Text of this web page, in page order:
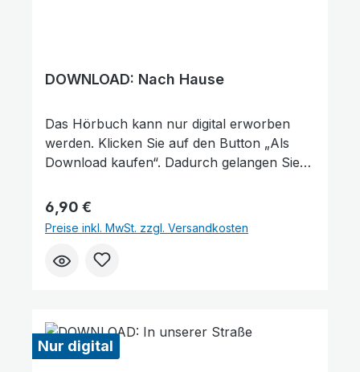
DOWNLOAD: Nach Hause
Das Hörbuch kann nur digital erworben
werden. Klicken Sie auf den Button „Als
Download kaufen“. Dadurch gelangen Sie
Friedensstimme. Dort finden Sie das
Hörbuch und können es kaufen. Wie
gefällt Ihnen unser Produkt? ★★★★★
Geben Sie eine Bewertung ab und helfen
Regulärer Preis:
6,90 €
Preise inkl. MwSt. zzgl. Versandkosten
Nur digital